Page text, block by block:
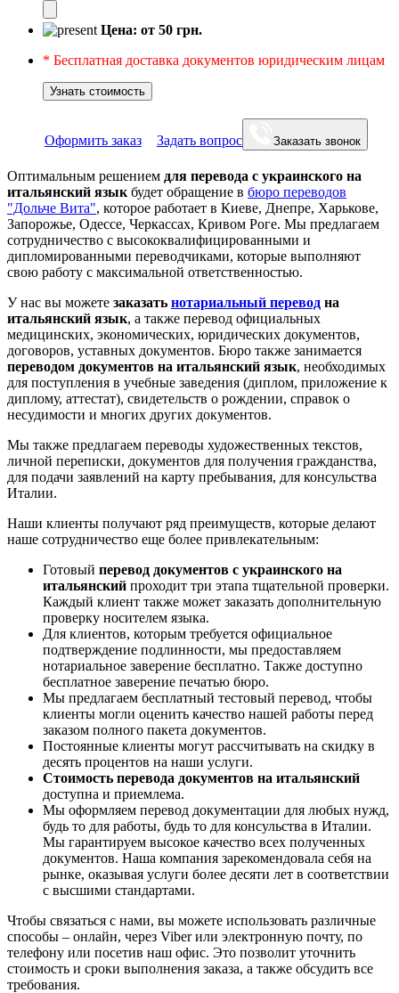
Цена: от 50 грн.
* Бесплатная доставка документов юридическим лицам
Узнать стоимость
Оформить заказ Задать вопрос Заказать звонок
Оптимальным решением для перевода с украинского на
итальянский язык будет обращение в бюро переводов
"Дольче Вита", которое работает в Киеве, Днепре, Харькове,
Запорожье, Одессе, Черкассах, Кривом Роге. Мы предлагаем
сотрудничество с высококвалифицированными и
дипломированными переводчиками, которые выполняют
свою работу с максимальной ответственностью.
У нас вы можете заказать нотариальный перевод на
итальянский язык, а также перевод официальных
медицинских, экономических, юридических документов,
договоров, уставных документов. Бюро также занимается
переводом документов на итальянский язык, необходимых
для поступления в учебные заведения (диплом, приложение к
диплому, аттестат), свидетельств о рождении, справок о
несудимости и многих других документов.
Мы также предлагаем переводы художественных текстов,
личной переписки, документов для получения гражданства,
для подачи заявлений на карту пребывания, для консульства
Италии.
Наши клиенты получают ряд преимуществ, которые делают
наше сотрудничество еще более привлекательным:
Готовый перевод документов с украинского на
итальянский проходит три этапа тщательной проверки.
Каждый клиент также может заказать дополнительную
проверку носителем языка.
Для клиентов, которым требуется официальное
подтверждение подлинности, мы предоставляем
нотариальное заверение бесплатно. Также доступно
бесплатное заверение печатью бюро.
Мы предлагаем бесплатный тестовый перевод, чтобы
клиенты могли оценить качество нашей работы перед
заказом полного пакета документов.
Постоянные клиенты могут рассчитывать на скидку в
десять процентов на наши услуги.
Стоимость перевода документов на итальянский
доступна и приемлема.
Мы оформляем перевод документации для любых нужд,
будь то для работы, будь то для консульства в Италии.
Мы гарантируем высокое качество всех полученных
документов. Наша компания зарекомендовала себя на
рынке, оказывая услуги более десяти лет в соответствии
с высшими стандартами.
Чтобы связаться с нами, вы можете использовать различные
способы – онлайн, через Viber или электронную почту, по
телефону или посетив наш офис. Это позволит уточнить
стоимость и сроки выполнения заказа, а также обсудить все
требования.